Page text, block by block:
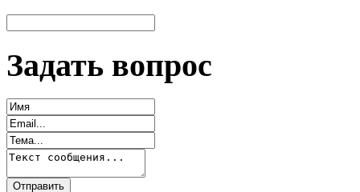
Задать вопрос